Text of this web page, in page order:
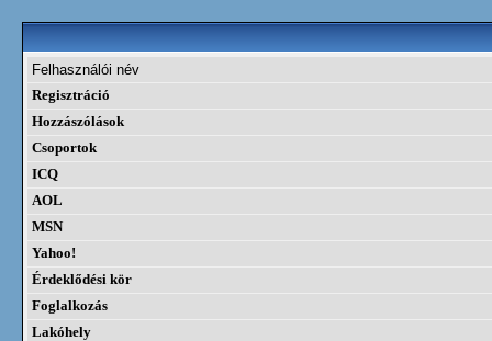
Felhasználói név
Regisztráció
Hozzászólások
Csoportok
ICQ
AOL
MSN
Yahoo!
Érdeklődési kör
Foglalkozás
Lakóhely